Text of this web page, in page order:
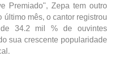
Premiado", Zepa tem outro
último mês, o cantor registrou
34.2 mil % de ouvintes
sua crescente popularidade